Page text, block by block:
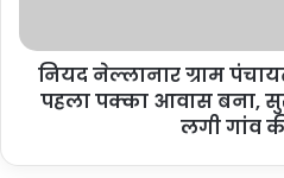
नियद नेल्लानार ग्राम
पहला पक्का आवास बना,
लगी गांव